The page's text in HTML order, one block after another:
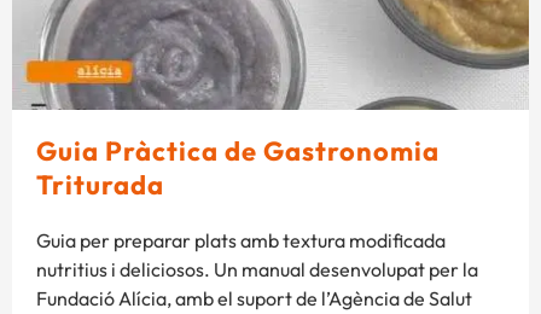
Guia Pràctica de Gastronomia
Triturada
Guia per preparar plats amb textura modificada
nutritius i deliciosos. Un manual desenvolupat per la
Fundació Alícia, amb el suport de l’Agència de Salut